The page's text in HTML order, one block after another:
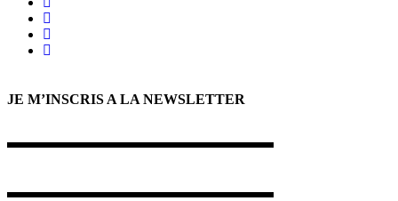
JE M’INSCRIS A LA NEWSLETTER